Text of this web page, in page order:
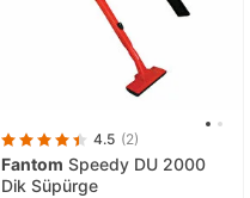
4.5 (2)
Fantom Speedy DU 2000
Dik Süpürge